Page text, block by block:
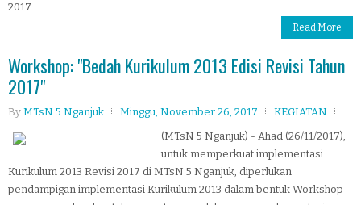
2017....
Read More
Workshop: "Bedah Kurikulum 2013 Edisi Revisi Tahun
2017"
By MTsN 5 Nganjuk Minggu, November 26, 2017
KEGIATAN
(MTsN 5 Nganjuk) - Ahad (26/11/2017),
untuk memperkuat implementasi
Kurikulum 2013 Revisi 2017 di MTsN 5 Nganjuk, diperlukan
pendampigan implementasi Kurikulum 2013 dalam bentuk Workshop